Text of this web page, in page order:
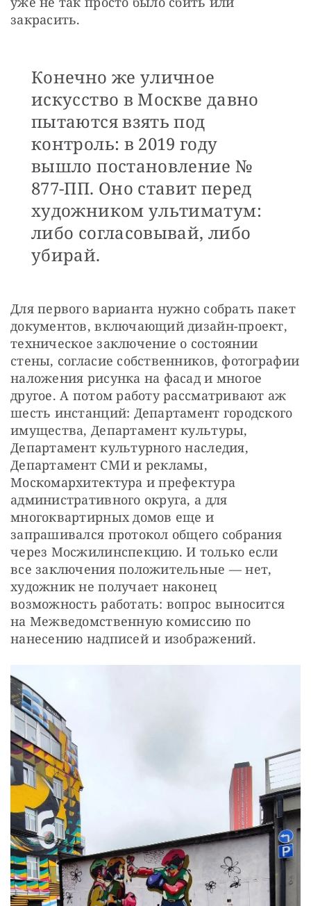
закрасить.
Конечно же уличное
искусство в Москве давно
пытаются взять под
контроль: в 2019 году
вышло постановление №
877-ПП. Оно ставит перед
художником ультиматум:
либо согласовывай, либо
убирай.
Для первого варианта нужно собрать пакет
документов, включающий дизайн-проект,
техническое заключение о состоянии
стены, согласие собственников, фотографии
наложения рисунка на фасад и многое
другое. А потом работу рассматривают аж
шесть инстанций: Департамент городского
имущества, Департамент культуры,
Департамент культурного наследия,
Департамент СМИ и рекламы,
Москомархитектура и префектура
административного округа, а для
многоквартирных домов еще и
запрашивался протокол общего собрания
через Мосжилинспекцию. И только если
все заключения положительные — нет,
художник не получает наконец
возможность работать: вопрос выносится
на Межведомственную комиссию по
нанесению надписей и изображений.